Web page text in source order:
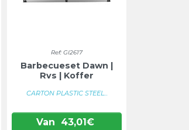
Ref: GI2617
Barbecueset Dawn |
Rvs | Koffer
CARTON PLASTIC STEEL...
Van 43,01€